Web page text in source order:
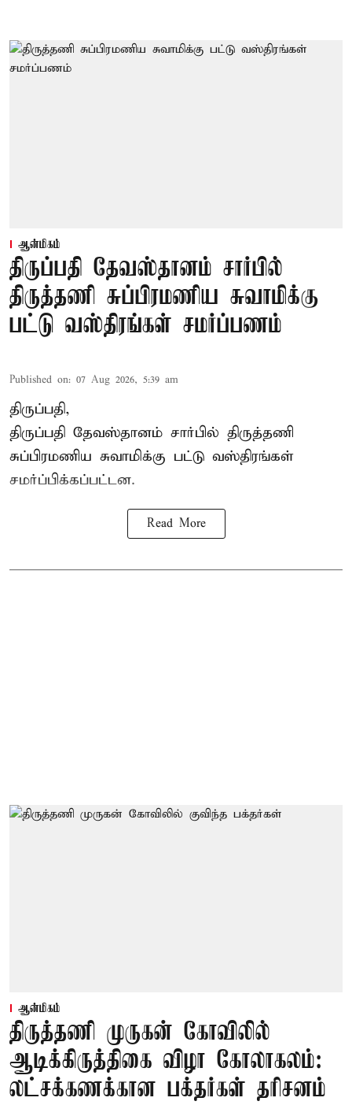
ஆன்மிகம்
திருப்பதி தேவஸ்தானம் சார்பில்
திருத்தணி சுப்பிரமணிய சுவாமிக்கு
பட்டு வஸ்திரங்கள் சமர்ப்பணம்
Published on: 07 Aug 2026, 5:39 am
திருப்பதி,
திருப்பதி தேவஸ்தானம் சார்பில் திருத்தணி
சுப்பிரமணிய சுவாமிக்கு பட்டு வஸ்திரங்கள்
சமர்ப்பிக்கப்பட்டன.
Read More
ஆன்மிகம்
திருத்தணி முருகன் கோவிலில்
ஆடிக்கிருத்திகை விழா கோலாகலம்:
லட்சக்கணக்கான பக்தர்கள் தரிசனம்